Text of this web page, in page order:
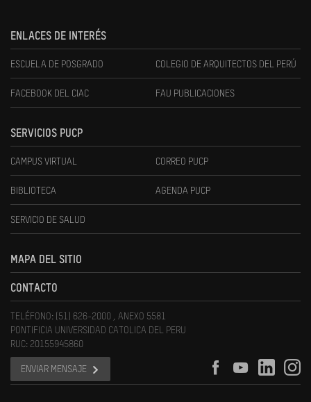
ENLACES DE INTERÉS
ESCUELA DE POSGRADO COLEGIO DE ARQUITECTOS DEL PERÚ
FACEBOOK DEL CIAC FAU PUBLICACIONES
SERVICIOS PUCP
CAMPUS VIRTUAL CORREO PUCP
BIBLIOTECA AGENDA PUCP
SERVICIO DE SALUD
MAPA DEL SITIO
CONTACTO
TELÉFONO: (51) 626-2000 , ANEXO 5581
PONTIFICIA UNIVERSIDAD CATOLICA DEL PERU
RUC: 20155945860
ENVIAR MENSAJE